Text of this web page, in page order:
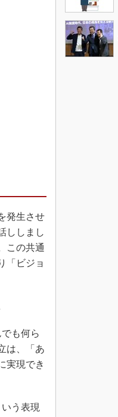
発生させ
ししまし
この共通
「ビジョ
も何ら
は、「あ
実現でき
う表現